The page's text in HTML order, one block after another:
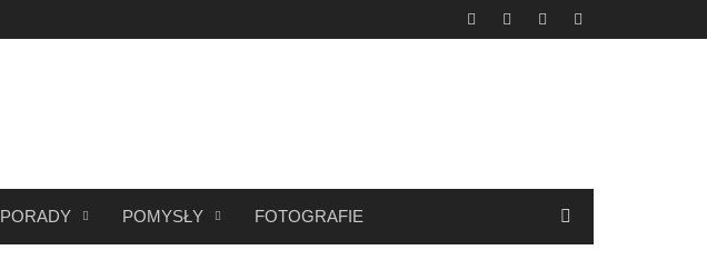
PORADY POMYSŁY FOTOGRAFIE